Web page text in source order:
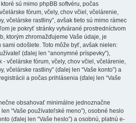
sú mimo phpBB softvéru, počas
fórum, včely, chov včiel, včelárenie,
včelárske rastliny”, avšak tieto sú mimo rámec
je pokryť stránky vytvárané prostredníctvom
ktorým zhromažďujeme Vaše údaje, je
odošlete. Toto môže byť, avšak nielen:
(ďalej len “anonymné príspevky”),
- včelárske fórum, včely, chov včiel, včelárenie,
včelárske rastliny” (ďalej len “Vaše konto”) a
a počas prihlásenia (ďalej len “Vaše
obsahovať minimálne jednoznačne
“Vaše používateľské meno”), osobné heslo
(ďalej len “Vaše heslo”) a osobnú, platnú e-